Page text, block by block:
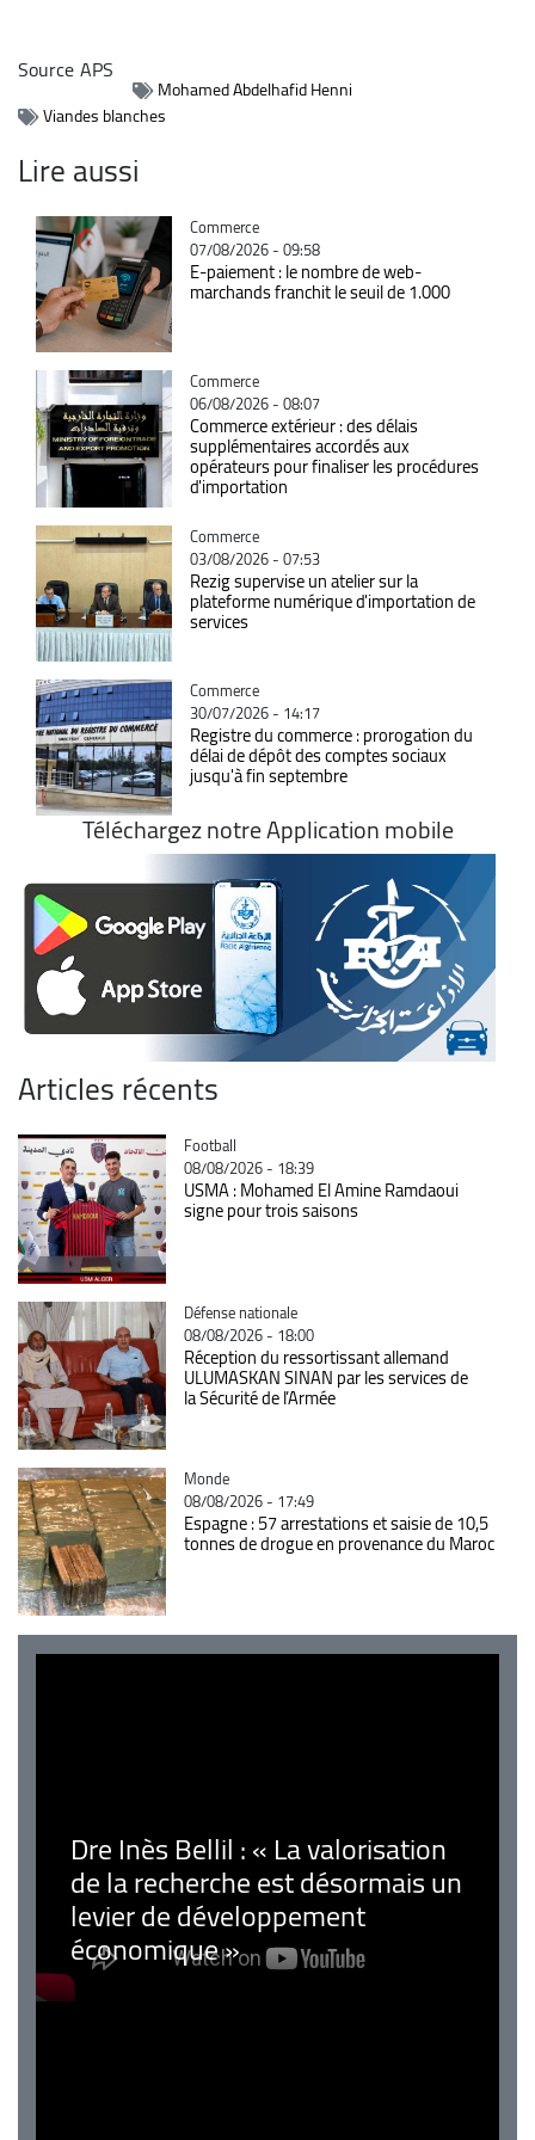
SourceAPS
Mohamed Abdelhafid Henni
Viandes blanches
Lire aussi
Catégorie
Commerce
07/08/2026 - 09:58
E-paiement : le nombre de web-
marchands franchit le seuil de 1.000
Catégorie
Commerce
06/08/2026 - 08:07
Commerce extérieur : des délais
supplémentaires accordés aux
opérateurs pour finaliser les procédures
d'importation
Catégorie
Commerce
03/08/2026 - 07:53
Rezig supervise un atelier sur la
plateforme numérique d'importation de
services
Catégorie
Commerce
30/07/2026 - 14:17
Registre du commerce : prorogation du
délai de dépôt des comptes sociaux
jusqu'à fin septembre
Téléchargez notre Application mobile
Articles récents
Catégorie
Football
08/08/2026 - 18:39
USMA : Mohamed El Amine Ramdaoui
signe pour trois saisons
Catégorie
Défense nationale
08/08/2026 - 18:00
Réception du ressortissant allemand
ULUMASKAN SINAN par les services de
la Sécurité de l’Armée
Catégorie
Monde
08/08/2026 - 17:49
Espagne : 57 arrestations et saisie de 10,5
tonnes de drogue en provenance du Maroc
Dre Inès Bellil : « La valorisation
de la recherche est désormais un
levier de développement
économique »